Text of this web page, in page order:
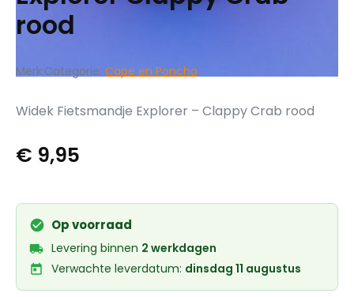
rood
Merk:Categorie: Cape en Poncho
Widek Fietsmandje Explorer – Clappy Crab rood
€ 9,95
Op voorraad
Levering binnen 2 werkdagen
Verwachte leverdatum: dinsdag 11 augustus